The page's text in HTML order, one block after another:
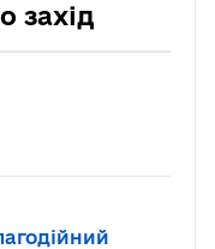
захід